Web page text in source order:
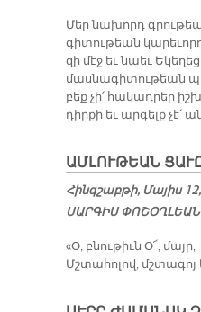
Մեր նա­խորդ
գի­տու­թեան
զի մէջ եւ նաեւ
մաս­նա­գի­տու­թեան
բեք չի՛ հա­կադ­րեր
դիր­քի եւ ար­գելք չէ՛
ԱՄԼՈՒԹԵԱՆ
Հինգշաբթի, Մայիս
ՍԱՐԳԻՍ ՓՈՇՕՂԼԵԱՆ
​«Օ, բնու­թիւն Օ՜, մայր,
Մշտահ­ոլ­ով, մշտագ­ոյ